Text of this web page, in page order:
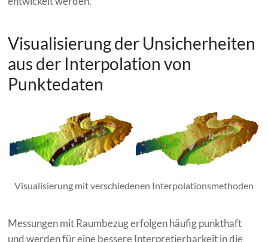
Visualisierung der Unsicherheiten
aus der Interpolation von
Punktedaten
Visualisierung mit verschiedenen Interpolationsmethoden
Messungen mit Raumbezug erfolgen häufig punkthaft
und werden für eine bessere Interpretierbarkeit in die